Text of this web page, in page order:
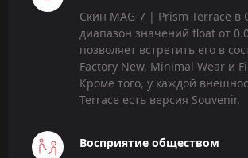
Скин MAG-7 | Prism Terrace в
диапазон значений float от
позволяет встретить его в
Factory New, Minimal Wear и
Кроме того, у каждой
Terrace есть версия Souvenir.
Восприятие обществом